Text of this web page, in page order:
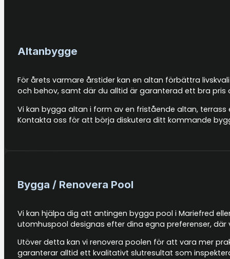
Altanbygge
För årets varmare årstider kan en altan förbättra
och behov, samt där du alltid är garanterad ett bra
Vi kan bygga altan i form av en fristående altan,
Kontakta oss för att börja diskutera ditt kommande
Bygga / Renovera Pool
Vi kan hjälpa dig att antingen bygga pool i Mariefred
utomhuspool designas efter dina egna preferenser,
Utöver detta kan vi renovera poolen för att vara mer
garanterar alltid ett kvalitativt slutresultat som